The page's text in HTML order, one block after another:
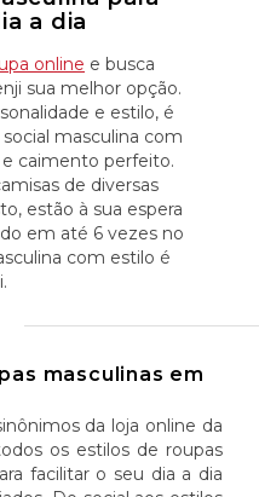
a dia
online e busca
sua melhor opção.
e estilo, é
masculina com
caimento perfeito.
de diversas
estão à sua espera
em até 6 vezes no
com estilo é
masculinas em
da loja online da
os estilos de roupas
facilitar o seu dia a dia